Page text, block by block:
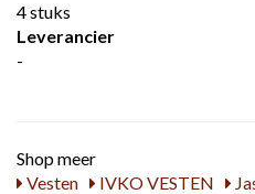
4 stuks
Leverancier
-
Shop meer
Vesten
IVKO VESTEN